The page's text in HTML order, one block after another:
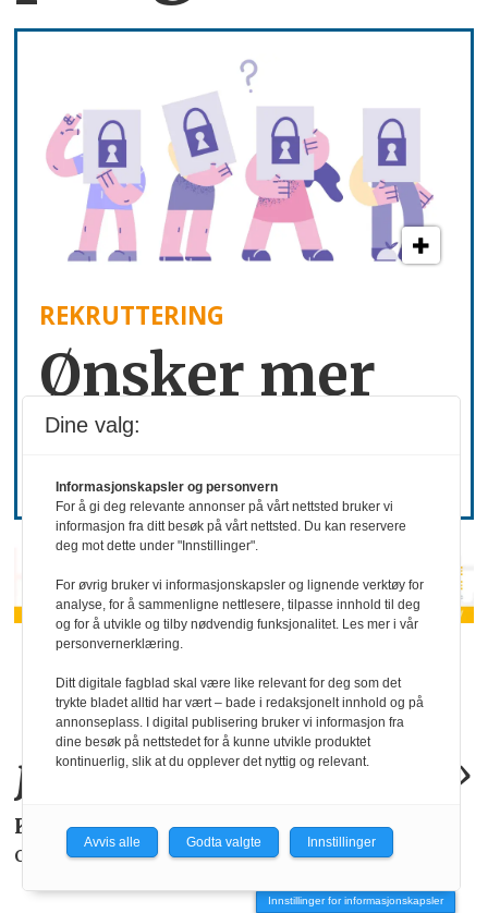
REKRUTTERING
Ønsker mer
hemmelighold
«KI-bruken kan
allerede by på
juridiskeproblemer .»
KAROLINE SCHEIDEi HR Norge gjør deg
oppmerksom på de faktiske forholdene.
Innstillinger for informasjonskapsler
Dine valg:
Informasjonskapsler og personvern
For å gi deg relevante annonser på vårt nettsted bruker vi
informasjon fra ditt besøk på vårt nettsted. Du kan reservere
deg mot dette under "Innstillinger".
For øvrig bruker vi informasjonskapsler og lignende verktøy for
analyse, for å sammenligne nettlesere, tilpasse innhold til deg
og for å utvikle og tilby nødvendig funksjonalitet. Les mer i vår
personvernerklæring.
Ditt digitale fagblad skal være like relevant for deg som det
trykte bladet alltid har vært – bade i redaksjonelt innhold og på
annonseplass. I digital publisering bruker vi informasjon fra
dine besøk på nettstedet for å kunne utvikle produktet
kontinuerlig, slik at du opplever det nyttig og relevant.
Avvis alle Godta valgte Innstillinger